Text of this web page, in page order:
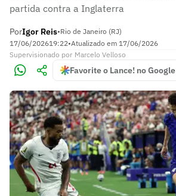
partida contra a Inglaterra
PorIgor Reis•Rio de Janeiro (RJ)
17/06/202619:22•Atualizado em 17/06/2026
Supervisionado por Marcelo Velloso
Favorite o Lance! no Google